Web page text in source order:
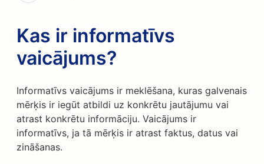
Kas ir informatīvs
vaicājums?
Informatīvs vaicājums ir meklēšana, kuras galvenais
mērķis ir iegūt atbildi uz konkrētu jautājumu vai
atrast konkrētu informāciju. Vaicājums ir
informatīvs, ja tā mērķis ir atrast faktus, datus vai
zināšanas.